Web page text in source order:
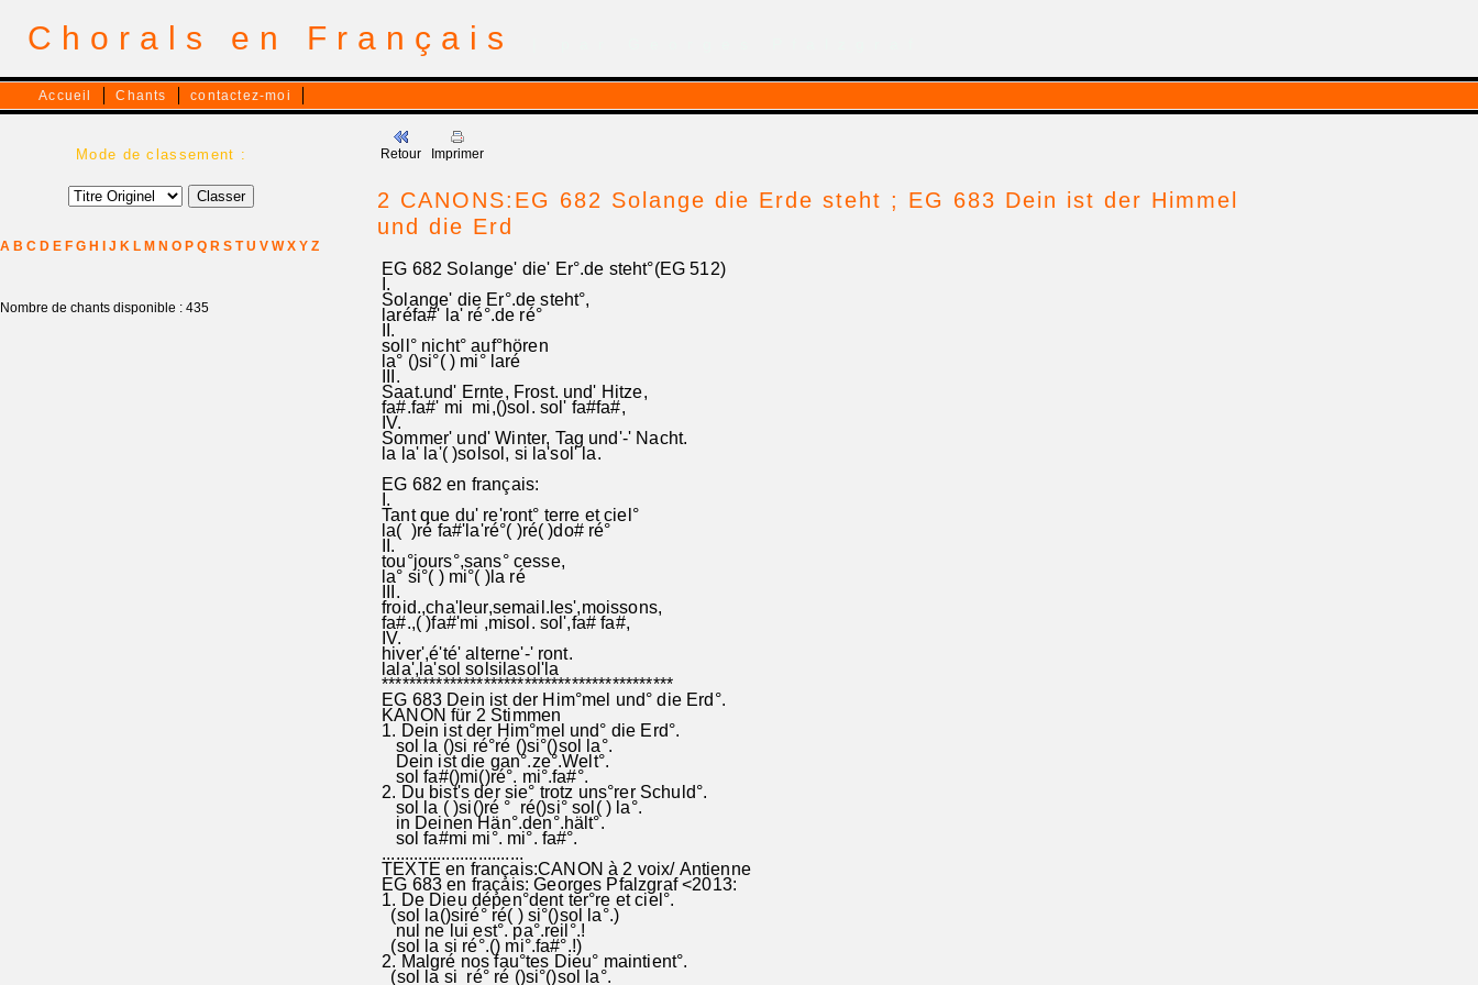
Chorals en Français
Accueil Chants contactez-moi
Mode de classement :
A B C D E F G H J K L M N O P Q R S T U V W X Y Z
Nombre de chants disponible : 435
Retour Imprimer
2 CANONS:EG 682 Solange die Erde steht ; EG 683 Dein ist der Himmel
und die Erd
EG 682 Solange' die' Er°.de steht°(EG 512)
I.
Solange' die Er°.de steht°,
laréfa#' la' ré°.de ré°
II.
soll° nicht° auf°hören
la° ()si°( ) mi° laré
III.
Saat.und' Ernte, Frost. und' Hitze,
fa#.fa#' mi mi,()sol. sol' fa#fa#,
IV.
Sommer' und' Winter, Tag und'-' Nacht.
la la' la'( )solsol, si la'sol' la.
EG 682 en français:
I.
Tant que du' re'ront° terre et ciel°
la( )ré fa#'la'ré°( )ré( )do# ré°
II.
tou°jours°,sans° cesse,
la° si°( ) mi°( )la ré
III.
froid.,cha'leur,semail.les',moissons,
fa#.,( )fa#'mi ,misol. sol',fa# fa#,
IV.
hiver',é'té' alterne'-' ront.
lala',la'sol solsilasol'la
*******************************************
EG 683 Dein ist der Him°mel und° die Erd°.
KANON für 2 Stimmen
1. Dein ist der Him°mel und° die Erd°.
sol la ()si ré°ré ()si°()sol la°.
Dein ist die gan°.ze°.Welt°.
sol fa#()mi()ré°. mi°.fa#°.
2. Du bist's der sie° trotz uns°rer Schuld°.
sol la ( )si()ré ° ré()si° sol( ) la°.
in Deinen Hän°.den°.hält°.
sol fa#mi mi°. mi°. fa#°.
...............................
TEXTE en français:CANON à 2 voix/ Antienne
EG 683 en fraçais: Georges Pfalzgraf <2013:
1. De Dieu dépen°dent ter°re et ciel°.
(sol la()siré° ré( ) si°()sol la°.)
nul ne lui est°. pa°.reil°.!
(sol la si ré°.() mi°.fa#°.!)
2. Malgré nos fau°tes Dieu° maintient°.
(sol la si ré° ré ()si°()sol la°.